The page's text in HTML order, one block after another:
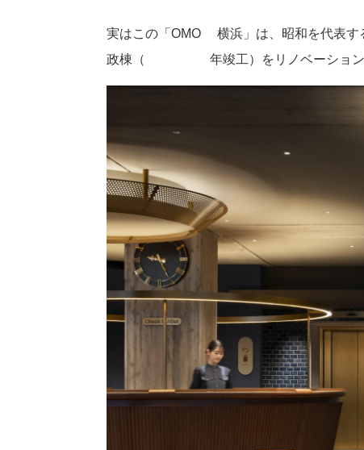
実はこの「OMO7横浜」は、昭和を代表す
政棟（1959年竣工）をリノベーション